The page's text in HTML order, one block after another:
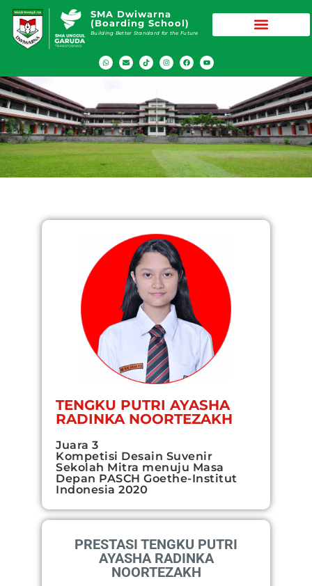
SMA Dwiwarna
(Boarding School)
Building Better Standard for the Future
TENGKU PUTRI AYASHA
RADINKA NOORTEZAKH
Juara 3
Kompetisi Desain Suvenir
Sekolah Mitra menuju Masa
Depan PASCH Goethe-Institut
Indonesia 2020
PRESTASI TENGKU PUTRI
AYASHA RADINKA
NOORTEZAKH